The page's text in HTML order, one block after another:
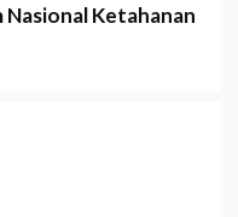
Ketahanan